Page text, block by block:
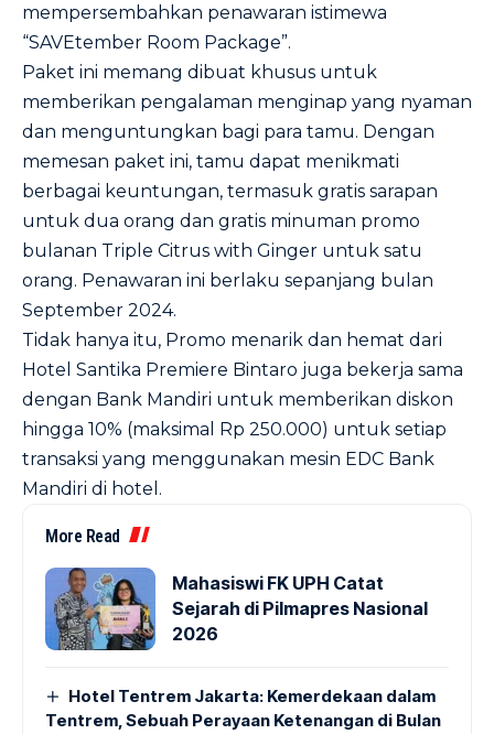
mempersembahkan penawaran istimewa
“SAVEtember Room Package”.
Paket ini memang dibuat khusus untuk
memberikan pengalaman menginap yang nyaman
dan menguntungkan bagi para tamu. Dengan
memesan paket ini, tamu dapat menikmati
berbagai keuntungan, termasuk gratis sarapan
untuk dua orang dan gratis minuman promo
bulanan Triple Citrus with Ginger untuk satu
orang. Penawaran ini berlaku sepanjang bulan
September 2024.
Tidak hanya itu, Promo menarik dan hemat dari
Hotel Santika Premiere Bintaro juga bekerja sama
dengan Bank Mandiri untuk memberikan diskon
hingga 10% (maksimal Rp 250.000) untuk setiap
transaksi yang menggunakan mesin EDC Bank
Mandiri di hotel.
More Read
Mahasiswi FK UPH Catat
Sejarah di Pilmapres Nasional
2026
Hotel Tentrem Jakarta: Kemerdekaan dalam
Tentrem, Sebuah Perayaan Ketenangan di Bulan